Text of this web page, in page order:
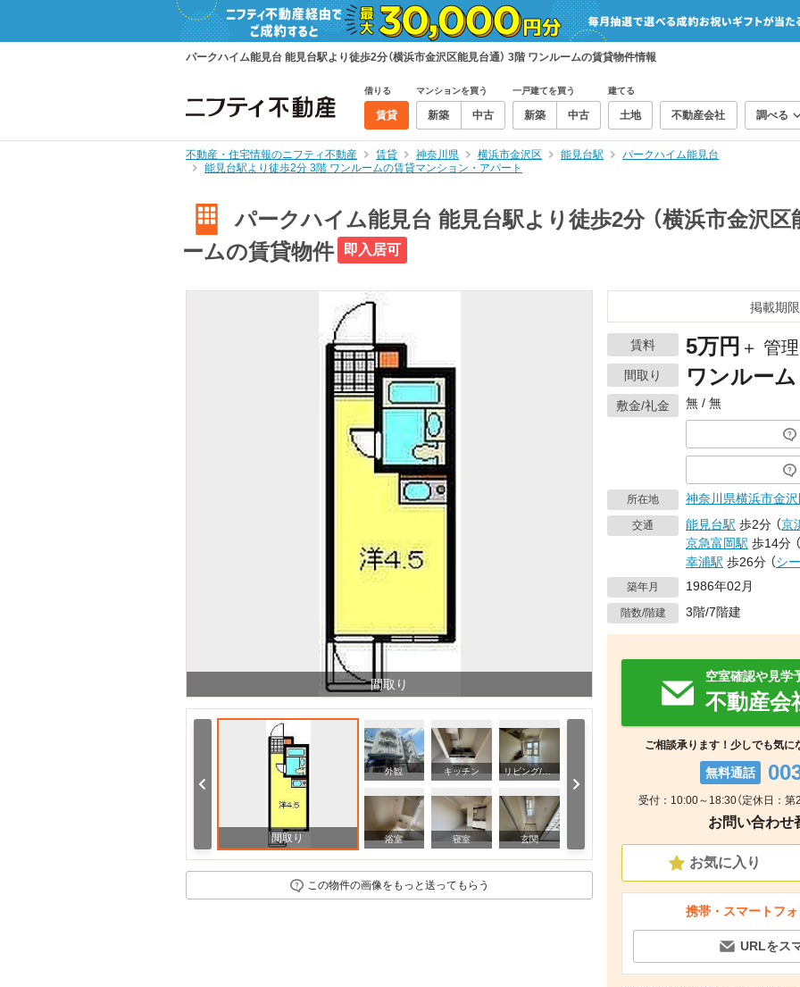
パークハイム能見台 能見台駅より徒歩2分（横浜市金沢区能見台通） 3階 ワンルームの賃貸物件情報
借りる
賃貸
マンションを買う
新築 中古
一戸建てを買う
新築 中古
建てる
土地 不動産会社 調べる
不動産・住宅情報のニフティ不動産 賃貸 神奈川県 横浜市金沢区 能見台駅
パークハイム能見台
能見台駅より徒歩2分 3階 ワンルームの賃貸マンション・アパート
パークハイム能見台 能見台駅より徒歩2分 （横浜市金沢区
ームの賃貸物件
即入居可
間取り
間取り
外観 キッチン リビング/ダイニング
浴室 寝室 玄関
この物件の画像をもっと送ってもらう
掲載期
賃料 5万円 ＋ 管
間取り ワンルーム
敷金/礼金 無 / 無
所在地 神奈川県横浜市金
交通 能見台駅 歩2分 （京
京急富岡駅 歩14分 （
幸浦駅 歩26分 （シ
築年月 1986年02月
階数/階建 3階/7階建
空室確認や見学
不動産会
ご相談承ります！少しでも気に
無料通話
受付：10:00～18:30（定休日：第
お問い合わせ
お気に入り
携帯・スマートフ
URLをス